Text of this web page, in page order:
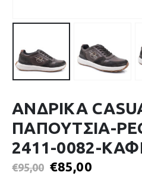
ΑΝΔΡΙΚΑ
ΠΑΠΟΥΤΣΙΑ-
2411-0082-
€95,00 €85,00